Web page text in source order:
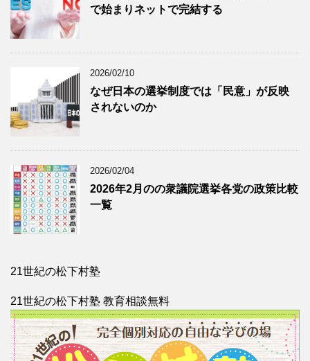
で始まりネットで完結する
2026/02/10
なぜ日本の選挙制度では「民意」が反映
されないのか
2026/02/04
2026年2月のの衆議院選挙各党の政策比較
一覧
21世紀の松下村塾
21世紀の松下村塾 教育相談無料